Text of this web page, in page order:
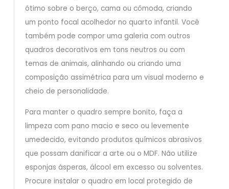
ótimo sobre o berço, cama ou cômoda, criando
um ponto focal acolhedor no quarto infantil. Você
também pode compor uma galeria com outros
quadros decorativos em tons neutros ou com
temas de animais, alinhando ou criando uma
composição assimétrica para um visual moderno e
cheio de personalidade.
Para manter o quadro sempre bonito, faça a
limpeza com pano macio e seco ou levemente
umedecido, evitando produtos químicos abrasivos
que possam danificar a arte ou o MDF. Não utilize
esponjas ásperas, álcool em excesso ou solventes.
Procure instalar o quadro em local protegido de